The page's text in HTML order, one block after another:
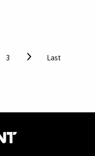
物園就曾介紹過，
，接著以站立姿勢左右
3 Last